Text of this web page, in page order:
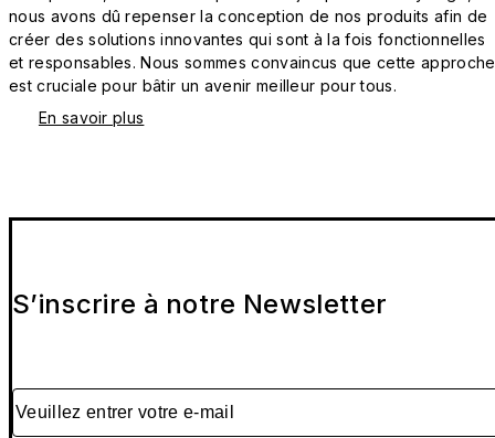
nous avons dû repenser la conception de nos produits afin de
créer des solutions innovantes qui sont à la fois fonctionnelles
et responsables. Nous sommes convaincus que cette approche
est cruciale pour bâtir un avenir meilleur pour tous.
En savoir plus
S’inscrire à notre Newsletter
Veuillez entrer votre e-mail